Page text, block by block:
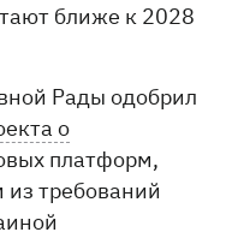
ближе к 2028
Рады одобрил
о
платформ,
требований